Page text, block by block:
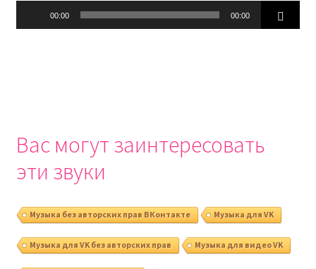
00:00 00:00
Вас могут заинтересовать
эти звуки
Музыка без авторских прав ВКонтакте Музыка для VK
Музыка для VK без авторских прав Музыка для видео VK